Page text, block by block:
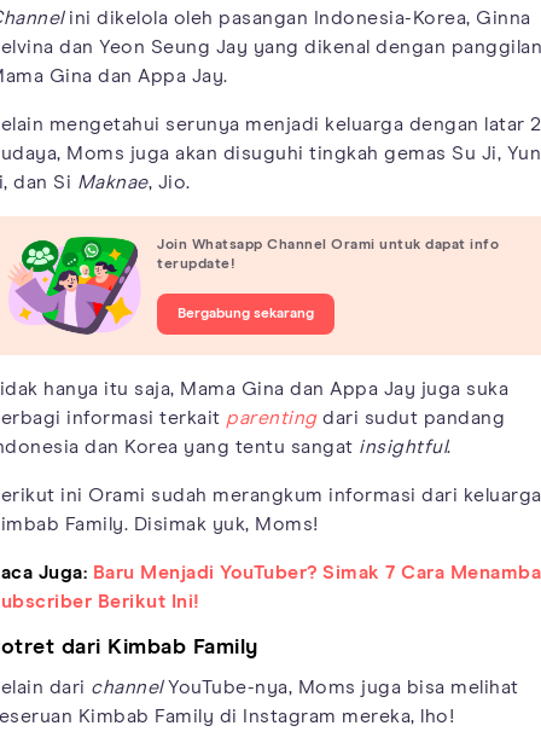
ini dikelola oleh pasangan Indonesia-Korea, Ginna
dan Yeon Seung Jay yang dikenal dengan panggilan
Gina dan Appa Jay.
mengetahui serunya menjadi keluarga dengan latar 2
Moms juga akan disuguhi tingkah gemas Su Ji, Yun
dan Si Maknae, Jio.
Join Whatsapp Channel Orami untuk dapat info
terupdate!
Bergabung sekarang
hanya itu saja, Mama Gina dan Appa Jay juga suka
informasi terkait parentingdari sudut pandang
dan Korea yang tentu sangat insightful.
ini Orami sudah merangkum informasi dari keluarga
Family. Disimak yuk, Moms!
Juga: Baru Menjadi YouTuber? Simak 7 Cara
Berikut Ini!
dari Kimbab Family
dari channelYouTube-nya, Moms juga bisa melihat
Kimbab Family di Instagram mereka, lho!